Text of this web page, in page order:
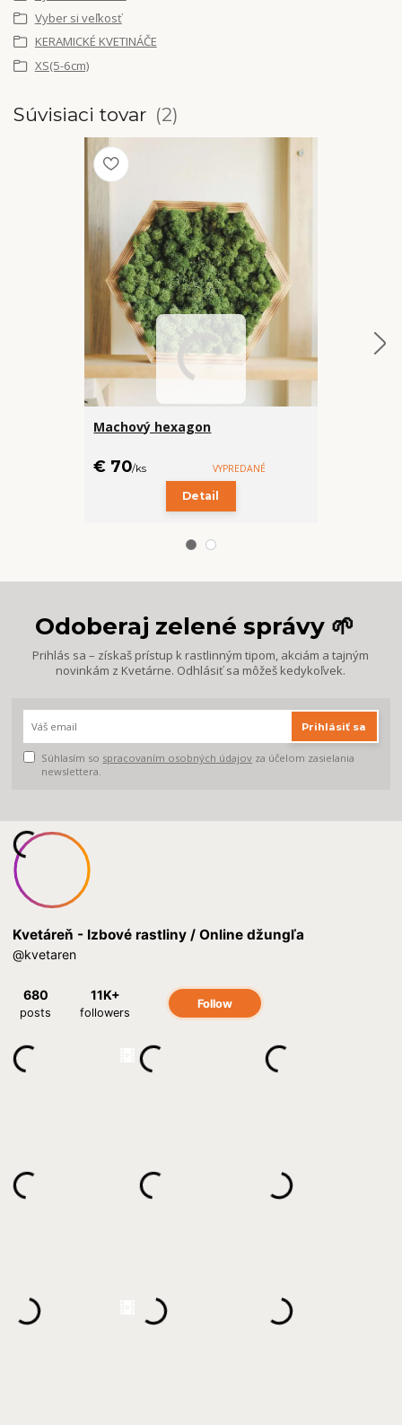
Vyber si veľkosť
KERAMICKÉ KVETINÁČE
XS(5-6cm)
Súvisiaci tovar 2
Machový hexagon
€ 70/ks VYPREDANÉ
Detail
Odoberaj zelené správy 🌱
Prihlás sa – získaš prístup k rastlinným tipom, akciám a tajným
novinkám z Kvetárne. Odhlásiť sa môžeš kedykoľvek.
Prihlásiť sa
Súhlasím so spracovaním osobných údajov za účelom zasielania
newslettera.